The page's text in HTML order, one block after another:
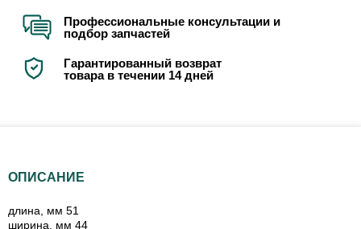
Профессиональные консультации и
подбор запчастей
Гарантированный возврат
товара в течении 14 дней
ОПИСАНИЕ
длина, мм 51
ширина, мм 44